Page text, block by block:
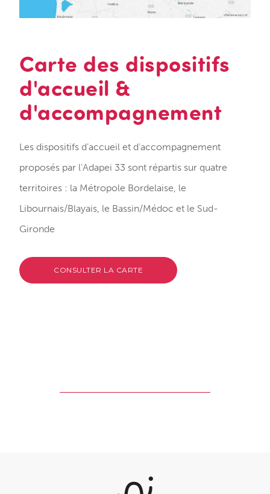
Carte des dispositifs
d'accueil &
d'accompagnement
Les dispositifs d’accueil et d’accompagnement
proposés par l’Adapei 33 sont répartis sur quatre
territoires : la Métropole Bordelaise, le
Libournais/Blayais, le Bassin/Médoc et le Sud-
Gironde
CONSULTER LA CARTE